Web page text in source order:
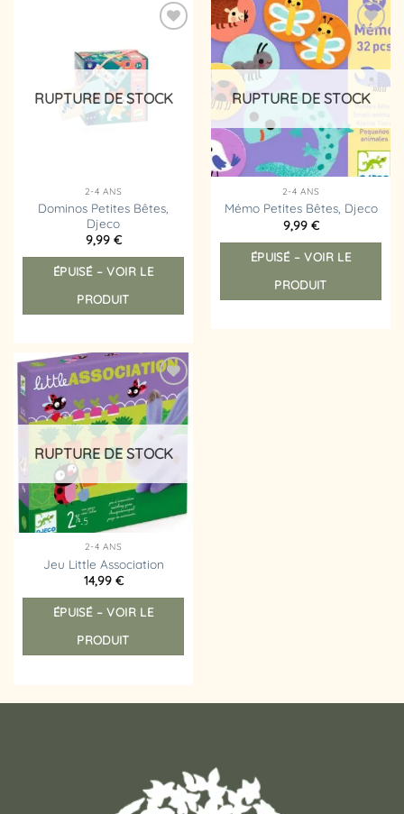
RUPTURE DE STOCK
2-4 ANS
Dominos Petites Bêtes,
Djeco
9,99 €
ÉPUISÉ – VOIR LE
PRODUIT
Ajouter
à la
liste
d’envies
RUPTURE DE STOCK
2-4 ANS
Mémo Petites Bêtes, Djeco
9,99 €
ÉPUISÉ – VOIR LE
PRODUIT
Ajouter
à la
liste
d’envies
RUPTURE DE STOCK
2-4 ANS
Jeu Little Association
14,99 €
ÉPUISÉ – VOIR LE
PRODUIT